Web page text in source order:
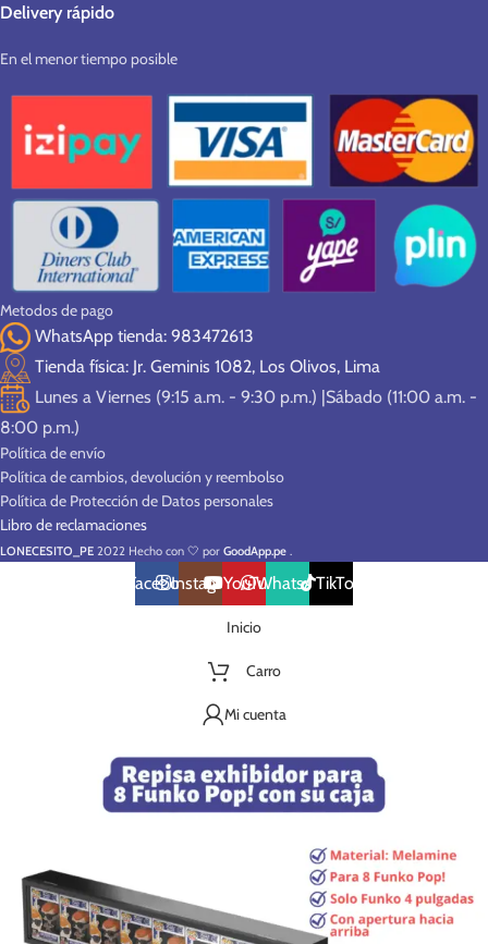
Delivery rápido
En el menor tiempo posible
Metodos de pago
WhatsApp tienda: 983472613
Tienda física: Jr. Geminis 1082, Los Olivos, Lima
Lunes a Viernes (9:15 a.m. - 9:30 p.m.) |Sábado (11:00 a.m. -
8:00 p.m.)
Política de envío
Política de cambios, devolución y reembolso
Política de Protección de Datos personales
Libro de reclamaciones
LONECESITO_PE 2022 Hecho con 🤍 por GoodApp.pe .
FacebookInstagramYouTubeWhatsAppTikTok
Inicio
Carro
Mi cuenta